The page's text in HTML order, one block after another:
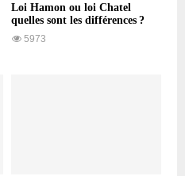
Loi Hamon ou loi Chatel
quelles sont les différences ?
5973